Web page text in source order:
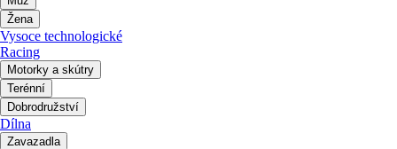
Žena
Vysoce technologické
Racing
Motorky a skútry
Terénní
Dobrodružství
Dílna
Zavazadla